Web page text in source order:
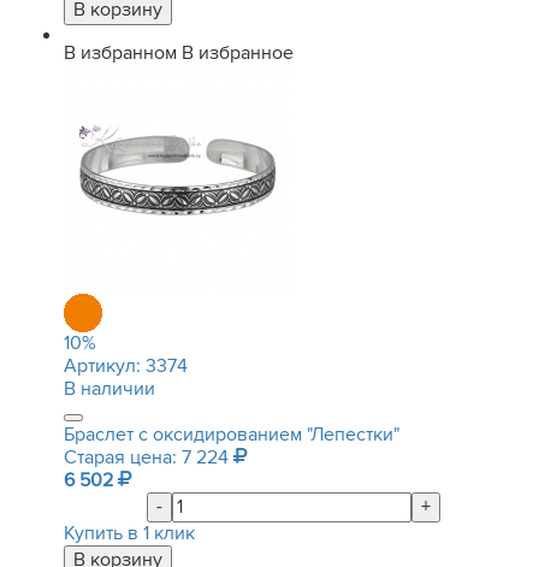
В избранном В избранное
10%
Артикул: 3374
В наличии
Браслет с оксидированием "Лепестки"
Старая цена: 7 224
6 502
-
+
Купить в 1 клик